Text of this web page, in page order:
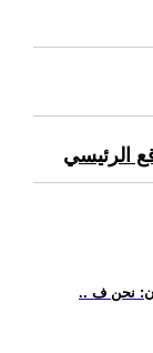
الرئيسي
نحن ف